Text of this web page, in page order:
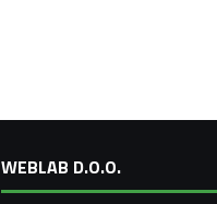
WEBLAB D.O.O.